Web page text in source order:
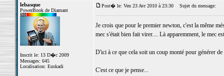
lebasque
PowerBook de Diamant
Inscrit le: 13 D�c 2009
Messages: 645
Localisation: Euskadi
Post� le: Ven 23 Avr 2010 à 23:30 Sujet du message:
Je crois que pour le premier newton, c'est la même
mec s'était bien fait virer.... Là apparemment, le mec
D'ici à ce que cela soit un coup monté pour générer
C'est ce que je pense...